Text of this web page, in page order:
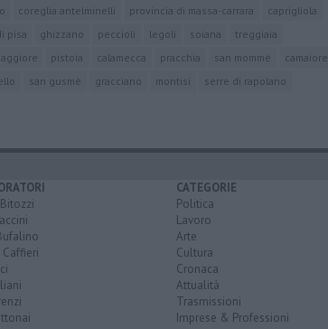
coreglia antelminelli provincia di massa-carrara
caprigliola
pisa ghizzano peccioli legoli soiana
treggiaia
pistoia calamecca pracchia san mommè
camaiore
san gusmè gracciano montisi serre di rapolano
CATEGORIE
Politica
Lavoro
Arte
Cultura
Cronaca
Attualità
Trasmissioni
Imprese & Professioni